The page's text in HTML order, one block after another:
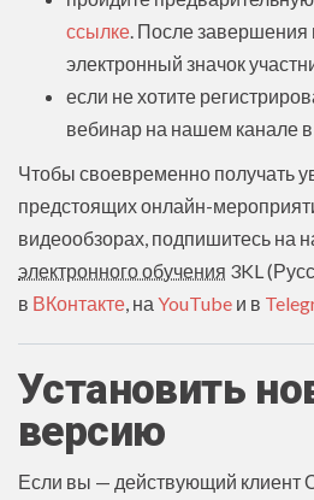
ссылке . После
электронный значок
если не хотите
вебинар на нашем канале
Чтобы своевременно получать
предстоящих онлайн-
видеообзорах, подпишитесь на
электронного обучения 3KL
в ВКонтакте , на YouTube и в
Установить
версию
Если вы — действующий клиент